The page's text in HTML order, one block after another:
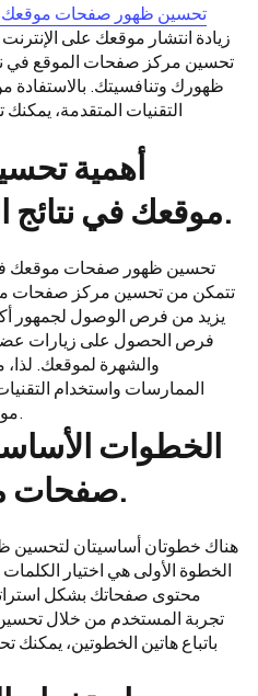
تحسين ظهور صفحات
زيادة انتشار موقعك على
تحسين مركز صفحات الموقع في
ظهورك وتنافسيتك. بالاستفادة
التقنيات المتقدمة،
أهمية
موقعك في نتائج البحث على قوقل.
تحسين ظهور صفحات موقعك في
تتمكن من تحسين مركز صفحات
يزيد من فرص الوصول لجمهور
فرص الحصول على زيارات
والشهرة لموقعك. لذا،
الممارسات واستخدام
موقعك في نتائج البحث على قوقل.
الخطوات
صفحات موقعك في قوقل.
هناك خطوتان أساسيتان
الخطوة الأولى هي اختيار
محتوى صفحاتك بشكل
تجربة المستخدم من خلال تحسين
باتباع هاتين الخطوتين،